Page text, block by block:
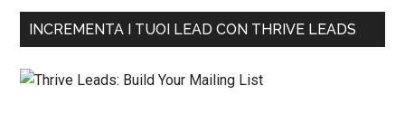
INCREMENTA I TUOI LEAD CON THRIVE LEADS